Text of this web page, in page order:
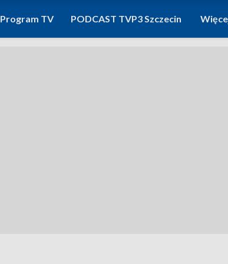
Program TV PODCAST TVP3 Szczecin